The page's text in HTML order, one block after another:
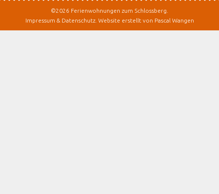
©2026 Ferienwohnungen zum Schlossberg.
Impressum & Datenschutz. Website erstellt von Pascal Wangen